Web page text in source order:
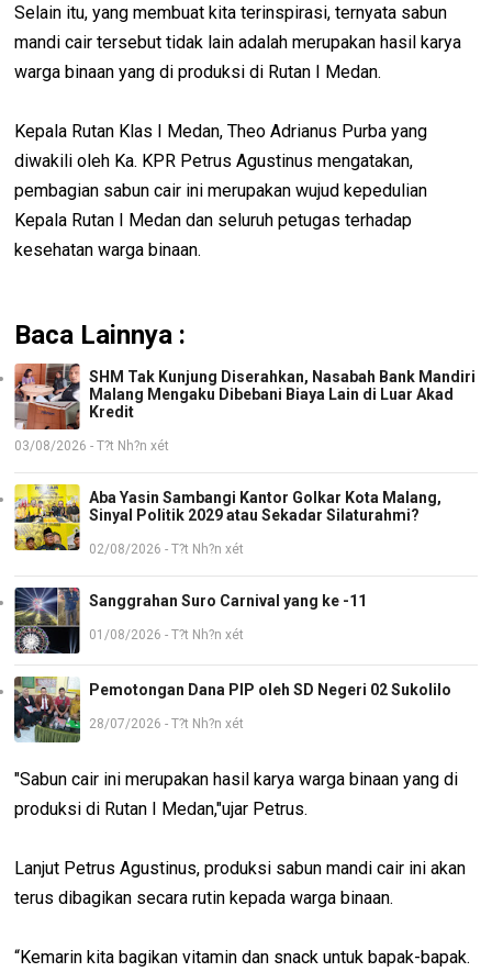
Selain itu, yang membuat kita terinspirasi, ternyata sabun
mandi cair tersebut tidak lain adalah merupakan hasil karya
warga binaan yang di produksi di Rutan I Medan.
Kepala Rutan Klas I Medan, Theo Adrianus Purba yang
diwakili oleh Ka. KPR Petrus Agustinus mengatakan,
pembagian sabun cair ini merupakan wujud kepedulian
Kepala Rutan I Medan dan seluruh petugas terhadap
kesehatan warga binaan.
Baca Lainnya :
SHM Tak Kunjung Diserahkan, Nasabah Bank Mandiri
Malang Mengaku Dibebani Biaya Lain di Luar Akad
Kredit
03/08/2026 - T?t Nh?n xét
Aba Yasin Sambangi Kantor Golkar Kota Malang,
Sinyal Politik 2029 atau Sekadar Silaturahmi?
02/08/2026 - T?t Nh?n xét
Sanggrahan Suro Carnival yang ke -11
01/08/2026 - T?t Nh?n xét
Pemotongan Dana PIP oleh SD Negeri 02 Sukolilo
28/07/2026 - T?t Nh?n xét
"Sabun cair ini merupakan hasil karya warga binaan yang di
produksi di Rutan I Medan,"ujar Petrus.
Lanjut Petrus Agustinus, produksi sabun mandi cair ini akan
terus dibagikan secara rutin kepada warga binaan.
“Kemarin kita bagikan vitamin dan snack untuk bapak-bapak.